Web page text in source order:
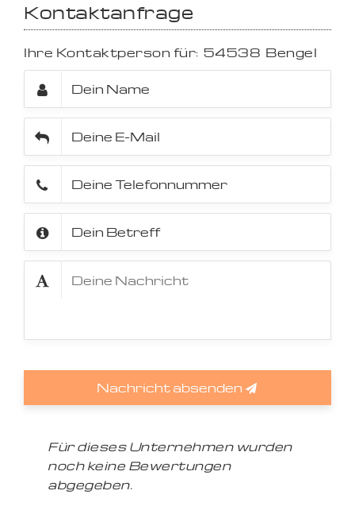
Kontaktanfrage
Ihre Kontaktperson für: 54538 Bengel
Nachricht absenden
Für dieses Unternehmen wurden
noch keine Bewertungen
abgegeben.